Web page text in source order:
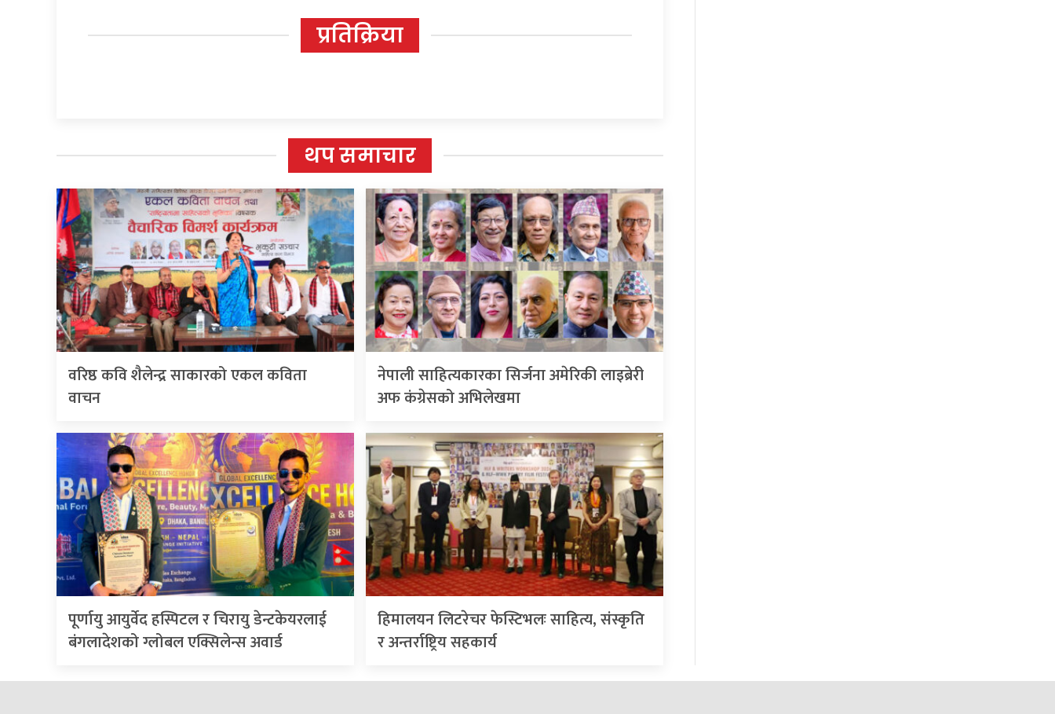
प्रतिक्रिया
थप समाचार
वरिष्ठ कवि शैलेन्द्र साकारको एकल कविता
वाचन
नेपाली साहित्यकारका सिर्जना अमेरिकी लाइब्रेरी
अफ कंग्रेसको अभिलेखमा
पूर्णायु आयुर्वेद हस्पिटल र चिरायु डेन्टकेयरलाई
बंगलादेशको ग्लोबल एक्सिलेन्स अवार्ड
हिमालयन लिटरेचर फेस्टिभलः साहित्य, संस्कृति
र अन्तर्राष्ट्रिय सहकार्य